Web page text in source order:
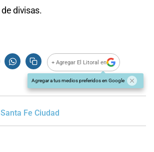
divisas.
+ Agregar El Litoral en
Agregar a tus medios preferidos en Google
Santa Fe Ciudad